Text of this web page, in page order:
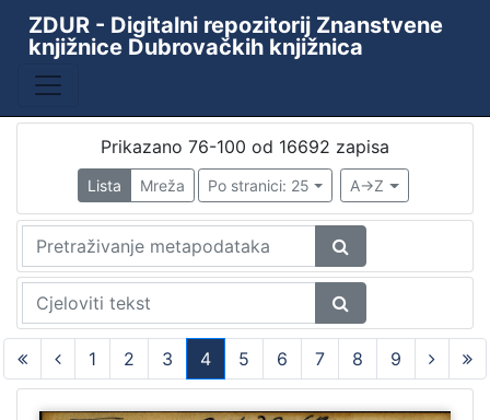
ZDUR - Digitalni repozitorij Znanstvene
knjižnice Dubrovačkih knjižnica
Prikazano 76-100 od 16692 zapisa
Lista Mreža Po stranici: 25 A->Z
1 2 3
4
(current)
5 6 7 8 9